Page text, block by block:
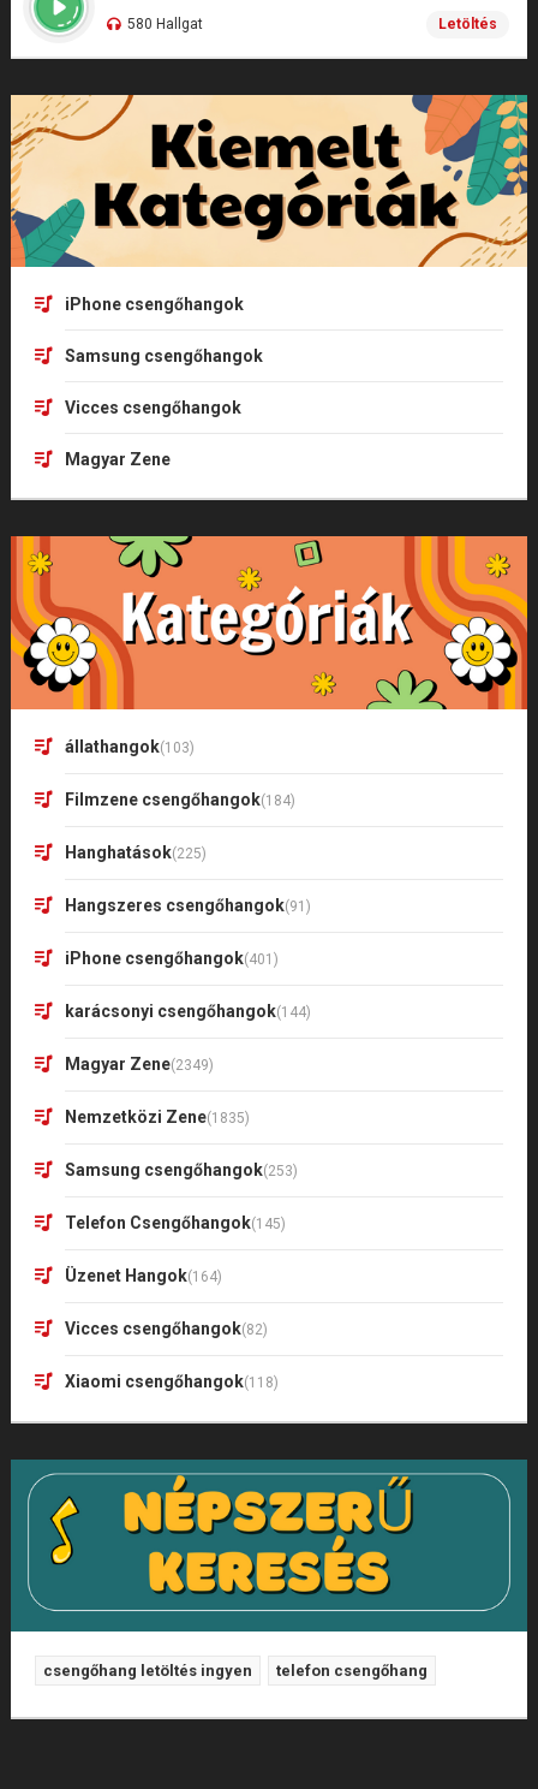
580 Hallgat Letöltés
iPhone csengőhangok
Samsung csengőhangok
Vicces csengőhangok
Magyar Zene
állathangok(103)
Filmzene csengőhangok(184)
Hanghatások(225)
Hangszeres csengőhangok(91)
iPhone csengőhangok(401)
karácsonyi csengőhangok(144)
Magyar Zene(2349)
Nemzetközi Zene(1835)
Samsung csengőhangok(253)
Telefon Csengőhangok(145)
Üzenet Hangok(164)
Vicces csengőhangok(82)
Xiaomi csengőhangok(118)
csengőhang letöltés ingyen telefon csengőhang